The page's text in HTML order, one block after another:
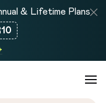
& Lifetime Plans